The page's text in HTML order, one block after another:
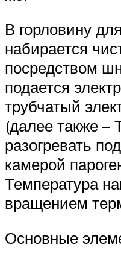
В горловину
набирается
посредством
подается
трубчатый
(далее также –
разогревать
камерой
Температура
вращением
Основные